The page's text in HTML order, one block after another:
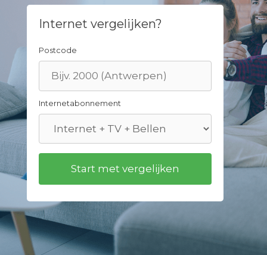
Internet vergelijken?
Postcode
Internetabonnement